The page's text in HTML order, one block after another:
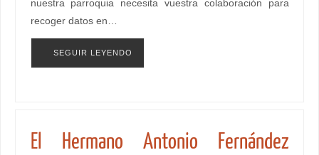
nuestra parroquia necesita vuestra colaboración para
recoger datos en…
SEGUIR LEYENDO
El Hermano Antonio Fernández